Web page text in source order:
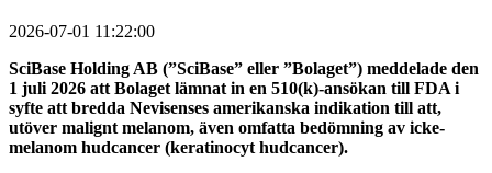
2026-07-01 11:22:00
SciBase Holding AB (”SciBase” eller ”Bolaget”) meddelade den
1 juli 2026 att Bolaget lämnat in en 510(k)-ansökan till FDA i
syfte att bredda Nevisenses amerikanska indikation till att,
utöver malignt melanom, även omfatta bedömning av icke-
melanom hudcancer (keratinocyt hudcancer).